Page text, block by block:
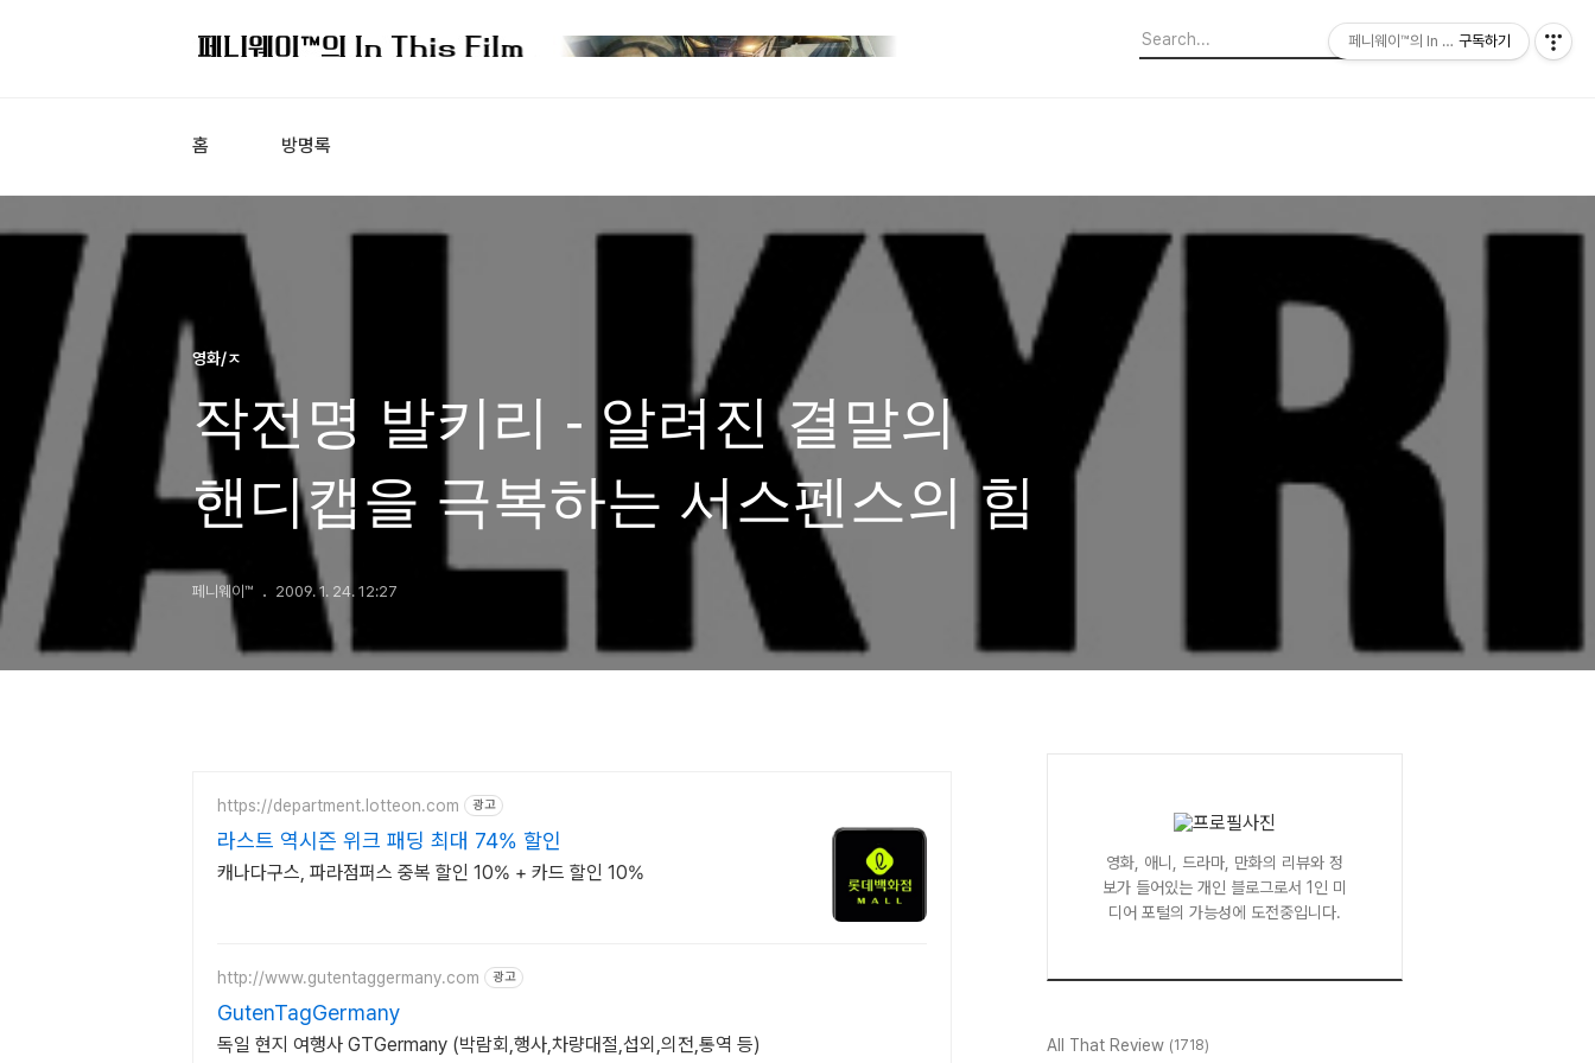
홈 방명록
영화/ㅈ
작전명 발키리 - 알려진 결말의
핸디캡을 극복하는 서스펜스의 힘
페니웨이™ 2009. 1. 24. 12:27
https://department.lotteon.com 광고
라스트 역시즌 위크 패딩 최대 74% 할인
캐나다구스, 파라점퍼스 중복 할인 10% + 카드 할인 10%
http://www.gutentaggermany.com 광고
GutenTagGermany
독일 현지 여행사 GTGermany (박람회,행사,차량대절,섭외,의전,통역 등)
영화, 애니, 드라마, 만화의 리뷰와 정
보가 들어있는 개인 블로그로서 1인 미
디어 포털의 가능성에 도전중입니다.
All That Review (1718)
페니웨이™의 In This Film
구독하기